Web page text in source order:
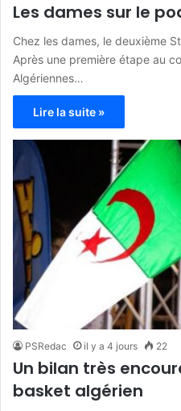
Les dames sur le
Chez les dames, le deuxième
Après une première étape au
Algériennes…
Lire la suite »
PSRedac il y a 4 jours 22
Un bilan très
basket algérien